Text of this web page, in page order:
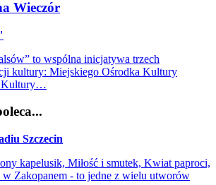
Wieczór
to wspólna inicjatywa trzech
kultury: Miejskiego Ośrodka Kultury
Kultury…
Szczecin
kapelusik, Miłość i smutek, Kwiat paproci,
w Zakopanem - to jedne z wielu utworów